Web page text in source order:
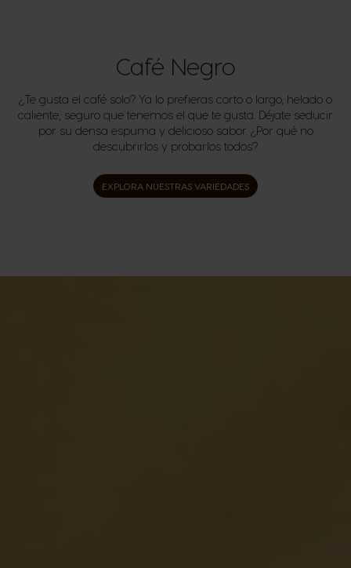
Café Negro
¿Te gusta el café solo? Ya lo prefieras corto o largo, helado o
caliente, seguro que tenemos el que te gusta. Déjate seducir
por su densa espuma y delicioso sabor. ¿Por qué no
descubrirlos y probarlos todos?
EXPLORA NUESTRAS VARIEDADES